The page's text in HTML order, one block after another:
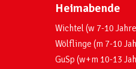
Heimabende
Wichtel (w 7-10
Wölflinge (m 7-10
GuSp (w+m 10-13